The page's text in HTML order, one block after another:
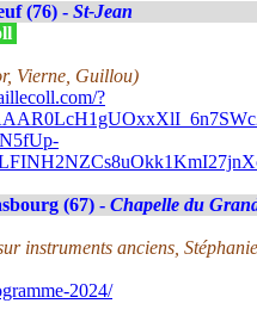
(76) - St-Jean
Vierne, Guillou)
?
(67) - Chapelle du
instruments anciens,
2024/